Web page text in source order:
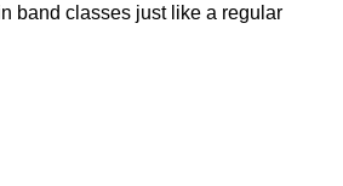
band classes just like a regular